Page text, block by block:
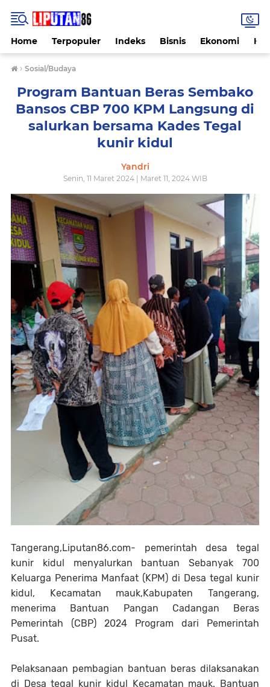
Home Terpopuler Indeks Bisnis Ekonomi
› Sosial/Budaya
Program Bantuan Beras Sembako
Bansos CBP 700 KPM Langsung di
salurkan bersama Kades Tegal
kunir kidul
Yandri
Senin, 11 Maret 2024 | Maret 11, 2024 WIB
Tangerang,Liputan86.com- pemerintah desa tegal
kunir kidul menyalurkan bantuan Sebanyak 700
Keluarga Penerima Manfaat (KPM) di Desa tegal kunir
kidul, Kecamatan mauk,Kabupaten Tangerang,
menerima Bantuan Pangan Cadangan Beras
Pemerintah (CBP) 2024 Program dari Pemerintah
Pusat.
Pelaksanaan pembagian bantuan beras dilaksanakan
di Desa tegal kunir kidul Kecamatan mauk. Bantuan